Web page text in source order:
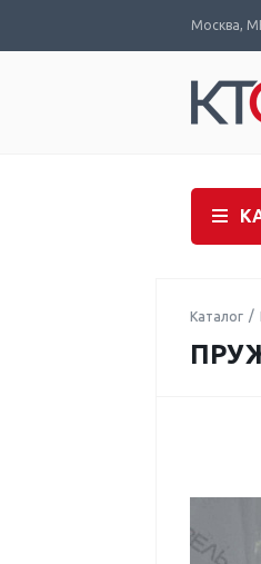
Москва,
Каталог